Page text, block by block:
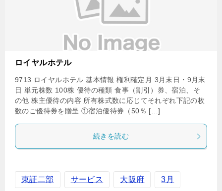
ロイヤルホテル
9713 ロイヤルホテル 基本情報 権利確定月 3月末日・9月末
日 単元株数 100株 優待の種類 食事（割引）券、宿泊、そ
の他 株主優待の内容 所有株式数に応じてそれぞれ下記の枚
数のご優待券を贈呈 ①宿泊優待券（50％ […]
続きを読む
東証二部 サービス 大阪府 3月